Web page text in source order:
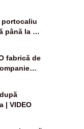
portocaliu
până la 38
fabrică de
rusească
| VIDEO